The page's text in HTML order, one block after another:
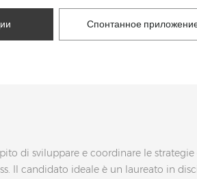
Спонтанное
di sviluppare e coordinare le
Il candidato ideale è un laureato in